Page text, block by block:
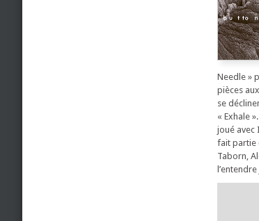
Needle »
pièces
se
« Exhale
joué avec
fait partie
Taborn,